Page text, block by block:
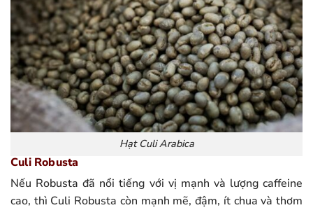
Hạt Culi Arabica
Culi Robusta
Nếu Robusta đã nổi tiếng với vị mạnh và lượng caffeine
cao, thì Culi Robusta còn mạnh mẽ, đậm, ít chua và thơm